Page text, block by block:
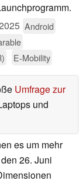
Android
E-Mobility
Umfrage zur
und
es um mehr
26. Juni